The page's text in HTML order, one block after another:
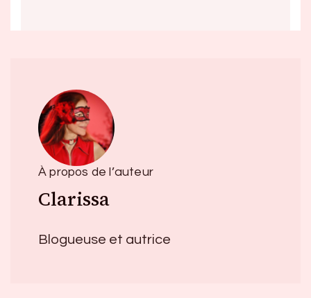
À propos de l’auteur
Clarissa
Blogueuse et autrice